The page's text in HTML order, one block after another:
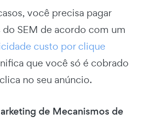
você precisa pagar
SEM de acordo com um
custo por clique
que você só é cobrado
no seu anúncio.
de Mecanismos de